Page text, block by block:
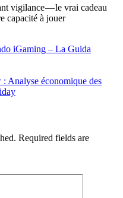
vigilance — le vrai cadeau
capacité à jouer
iGaming – La Guida
: Analyse économique des
Required fields are